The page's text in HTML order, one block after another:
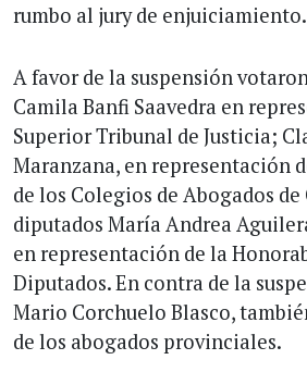
rumbo al jury de enjuiciamiento.
A favor de la suspensión
Camila Banfi Saavedra en
Superior Tribunal de Justicia;
Maranzana, en representación
de los Colegios de Abogados de
diputados María Andrea
en representación de la
Diputados. En contra de la
Mario Corchuelo Blasco,
de los abogados provinciales.